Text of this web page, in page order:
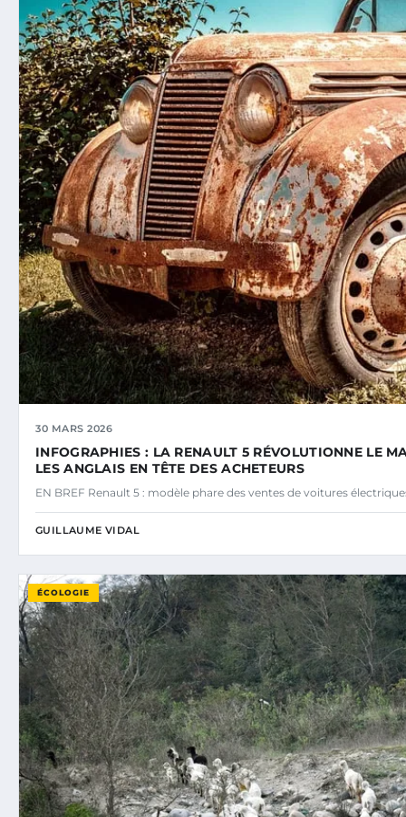
30 MARS 2026
INFOGRAPHIES : LA RENAULT 5 RÉVOLUTIONNE LE
LES ANGLAIS EN TÊTE DES ACHETEURS
EN BREF Renault 5 : modèle phare des ventes de voitures
GUILLAUME VIDAL
ÉCOLOGIE